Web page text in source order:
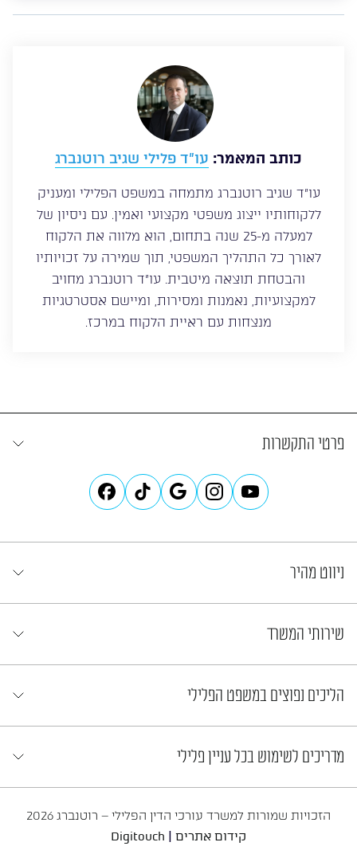
כותב המאמר: עו”ד פלילי שגיב רוטנברג
עו”ד שגיב רוטנברג מתמחה במשפט הפלילי ומעניק
ללקוחותיו ייצוג משפטי מקצועי ואמין. עם ניסיון של
למעלה מ-25 שנה בתחום, הוא מלווה את הלקוח
לאורך כל התהליך המשפטי, תוך שמירה על זכויותיו
והבטחת תוצאה מיטבית. עו”ד רוטנברג מחויב
למקצועיות, נאמנות ומסירות, ומיישם אסטרטגיות
מנצחות עם ראיית הלקוח במרכז.
פרטי התקשרות
ניווט מהיר
שירותי המשרד
הליכים נפוצים במשפט הפלילי
מדריכים לשימוש בכל עניין פלילי
הזכויות שמורות למשרד עורכי הדין הפלילי – רוטנברג 2026
קידום אתרים |
Digitouch